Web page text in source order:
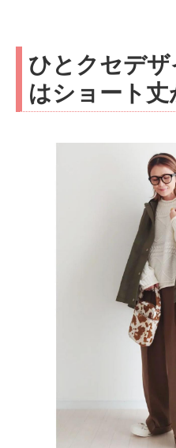
ひとクセデ
はショート丈